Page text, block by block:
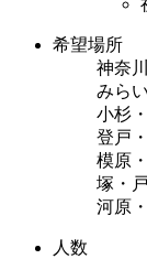
希望場所
神奈
みら
小杉
登戸
模原
塚・
河原
人数